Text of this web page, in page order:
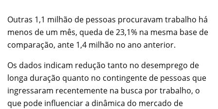
Outras 1,1 milhão de pessoas procuravam trabalho há
menos de um mês, queda de 23,1% na mesma base de
comparação, ante 1,4 milhão no ano anterior.
Os dados indicam redução tanto no desemprego de
longa duração quanto no contingente de pessoas que
ingressaram recentemente na busca por trabalho, o
que pode influenciar a dinâmica do mercado de